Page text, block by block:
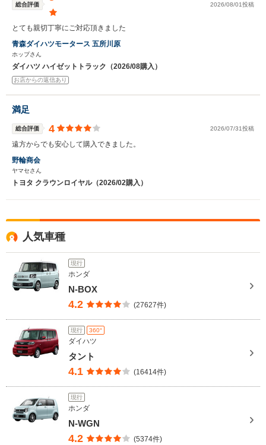
総合評価 2026/08/01投稿
とても親切丁寧にご対応頂きました
青森ダイハツモータース 五所川原
ホップさん
ダイハツ ハイゼットトラック（2026/08購入）
お店からの返信あり
満足
総合評価 4 2026/07/31投稿
遠方からでも安心して購入できました。
野輪商会
ヤマセさん
トヨタ クラウンロイヤル（2026/02購入）
人気車種
現行
ホンダ
N-BOX
4.2 (27627件)
現行 360°
ダイハツ
タント
4.1 (16414件)
現行
ホンダ
N-WGN
4.2 (5374件)